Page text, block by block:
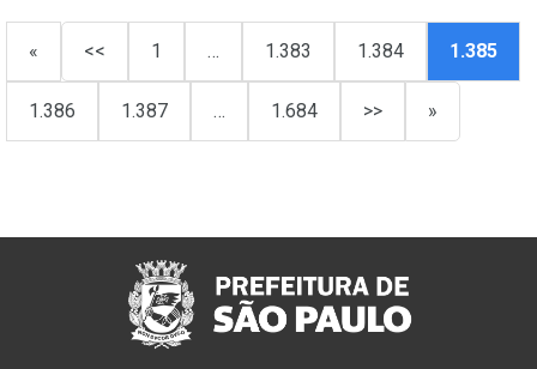
« << 1 … 1.383 1.384 1.385
1.386 1.387 … 1.684 >> »